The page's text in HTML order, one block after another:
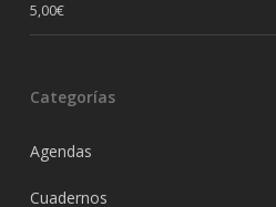
5,00€
Categorías
Agendas
Cuadernos